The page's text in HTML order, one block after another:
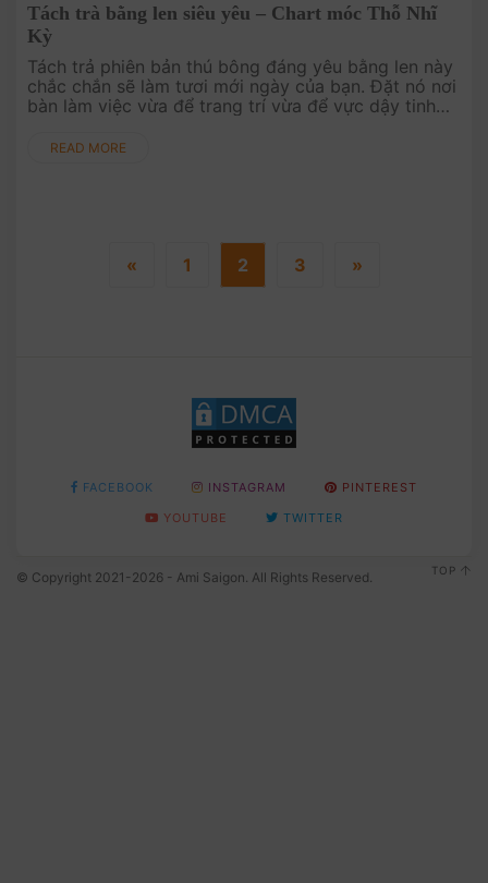
Tách trà bằng len siêu yêu – Chart móc Thỗ Nhĩ
Kỳ
Tách trả phiên bản thú bông đáng yêu bằng len này
chắc chắn sẽ làm tươi mới ngày của bạn. Đặt nó nơi
bàn làm việc vừa để trang trí vừa để vực dậy tinh
READ MORE
« 1 2 3 »
FACEBOOK INSTAGRAM
PINTEREST
YOUTUBE
TWITTER
© Copyright 2021-2026 - Ami Saigon. All Rights Reserved. TOP